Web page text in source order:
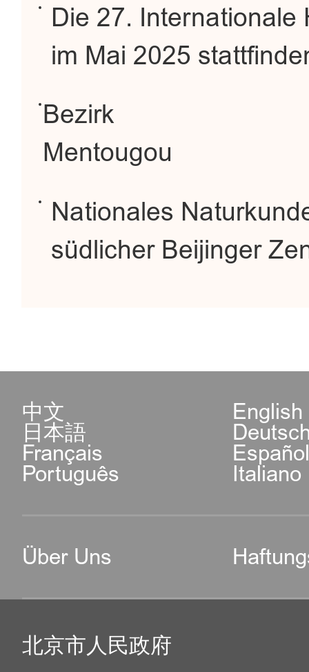
Die 27. Internationale
im Mai 2025
Bezirk
Mentougou
Nationales
südlicher Beijinger
中文 English
日本語
Français
Português Italiano
Über Uns
北京市人民政府